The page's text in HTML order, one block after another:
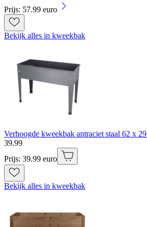
Prijs: 57.99 euro
Bekijk alles in kweekbak
Verhoogde kweekbak antraciet staal 62 x
39.99
Prijs: 39.99 euro
Bekijk alles in kweekbak